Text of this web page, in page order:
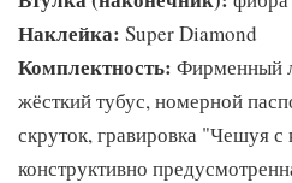
Наклейка: Super Diamond
Комплектность: Фирменный
жёсткий тубус, номерной
скруток, гравировка "Чешуя
конструктивно